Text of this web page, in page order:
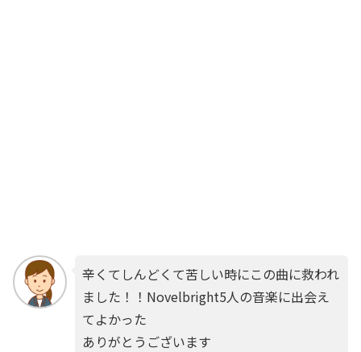
辛くてしんどくて苦しい時にこの曲に救われ
ました！！Novelbright5人の音楽に出会え
てよかった
ありがとうございます